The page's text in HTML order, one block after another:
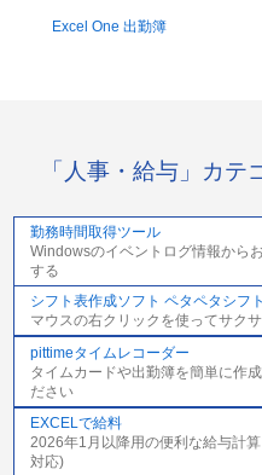
Excel One 出勤簿
「人事・給与」カ
勤務時間取得ツール
Windowsのイベントログ情報から
する
シフト表作成ソフト ペタペタシフト
マウスの右クリックを使ってサク
pittimeタイムレコーダー
タイムカードや出勤簿を簡単に作
ださい
EXCELで給料
2026年1月以降用の便利な給与計
対応)